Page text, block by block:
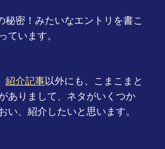
秘密！みたいなエントリを書こ
ています。
紹介記事以外にも、こまこまと
ありまして、ネタがいくつか
い、紹介したいと思います。